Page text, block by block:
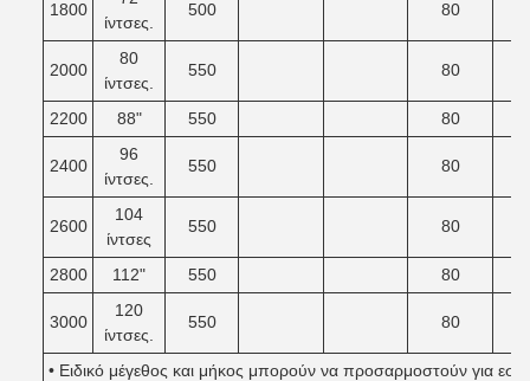
1800
ίντσες.
500 80
2000
80
ίντσες.
550 80
2200 88" 550 80
2400
96
ίντσες.
550 80
2600
104
ίντσες
550 80
2800 112" 550 80
3000
120
ίντσες.
550 80
• Ειδικό μέγεθος και μήκος μπορούν να προσαρμοστούν για